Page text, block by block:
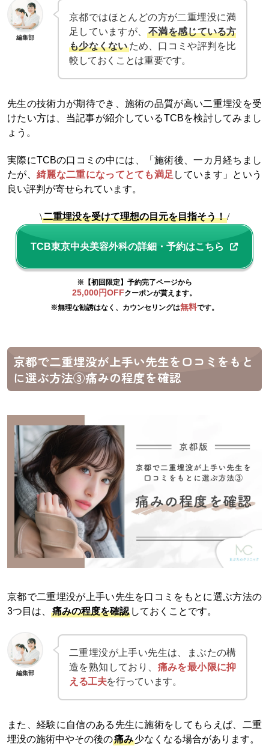
編集部
京都ではほとんどの方が二重埋没に満
足していますが、不満を感じている方
も少なくないため、口コミや評判を比
較しておくことは重要です。
先生の技術力が期待でき、施術の品質が高い二重埋没を受
けたい方は、当記事が紹介しているTCBを検討してみまし
ょう。
実際にTCBの口コミの中には、「施術後、一カ月経ちまし
たが、 綺麗な二重になってとても満足 しています」という
良い評判が寄せられています。
\二重埋没を受けて理想の目元を目指そう！/
TCB東京中央美容外科の詳細・予約はこちら
※【初回限定】予約完了ページから
25,000円OFFクーポンが貰えます。
※無理な勧誘はなく、カウンセリングは無料です。
京都で二重埋没が上手い先生を口コミをもと
に選ぶ方法③痛みの程度を確認
京都で二重埋没が上手い先生を口コミをもとに選ぶ方法の
3つ目は、
痛みの程度を確認 しておくことです。
編集部
二重埋没が上手い先生は、まぶたの構
造を熟知しており、 痛みを最小限に抑
える工夫を行っています。
また、経験に自信のある先生に施術をしてもらえば、二重
埋没の施術中やその後の痛み少なくなる場合があります。